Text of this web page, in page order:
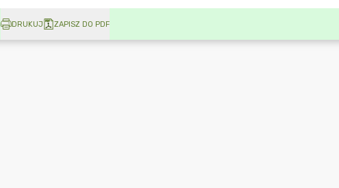
DRUKUJ ZAPISZ DO PDF